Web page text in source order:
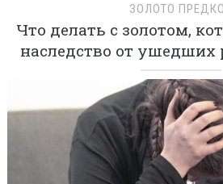
ЗОЛОТО
Что делать с золотом,
наследство от ушедших